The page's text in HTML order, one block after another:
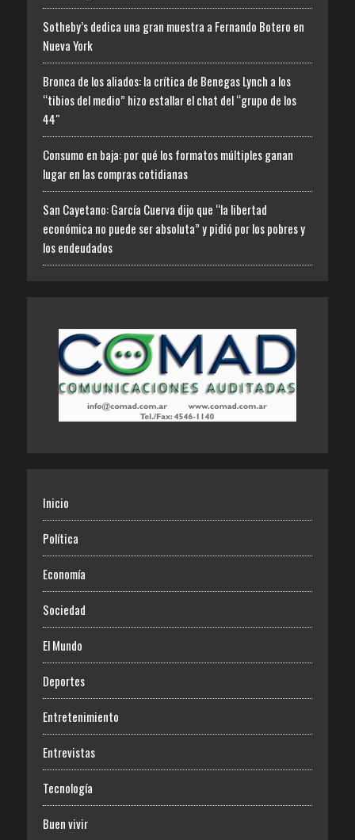
Sotheby’s dedica una gran muestra a Fernando Botero en
Nueva York
Bronca de los aliados: la crítica de Benegas Lynch a los
“tibios del medio” hizo estallar el chat del “grupo de los
44″
Consumo en baja: por qué los formatos múltiples ganan
lugar en las compras cotidianas
San Cayetano: García Cuerva dijo que “la libertad
económica no puede ser absoluta” y pidió por los pobres y
los endeudados
Inicio
Política
Economía
Sociedad
El Mundo
Deportes
Entretenimiento
Entrevistas
Tecnología
Buen vivir